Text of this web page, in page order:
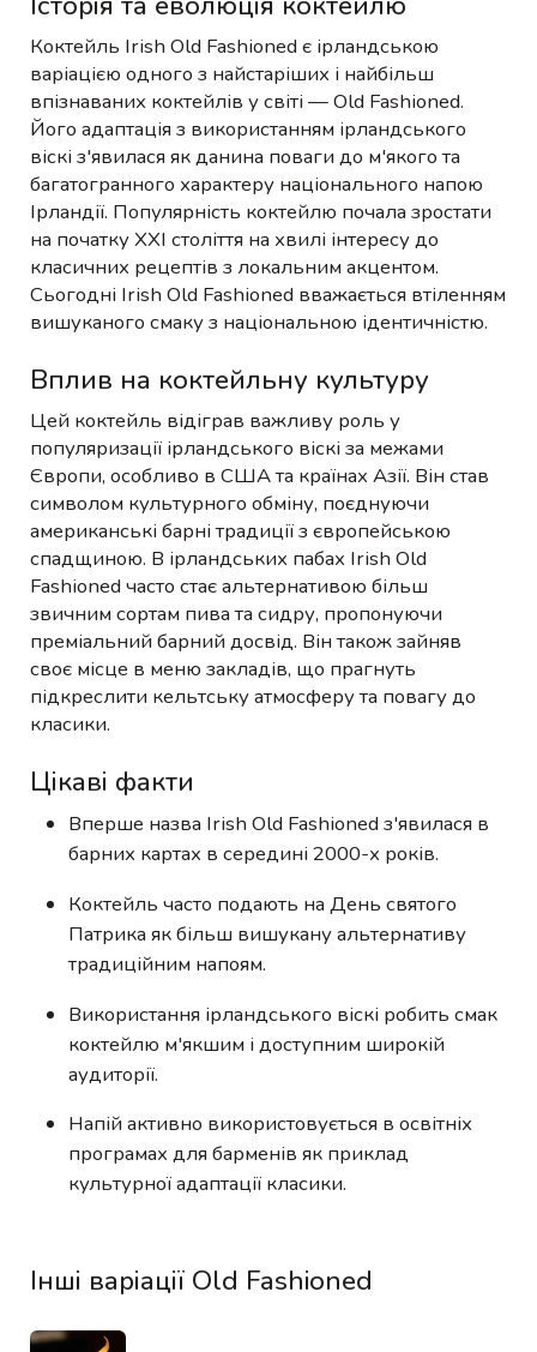
Коктейль Irish Old Fashioned є ірландською
варіацією одного з найстаріших і найбільш
впізнаваних коктейлів у світі — Old Fashioned.
Його адаптація з використанням ірландського
віскі з'явилася як данина поваги до м'якого та
багатогранного характеру національного напою
Ірландії. Популярність коктейлю почала зростати
на початку XXI століття на хвилі інтересу до
класичних рецептів з локальним акцентом.
Сьогодні Irish Old Fashioned вважається втіленням
вишуканого смаку з національною ідентичністю.
Вплив на коктейльну культуру
Цей коктейль відіграв важливу роль у
популяризації ірландського віскі за межами
Європи, особливо в США та країнах Азії. Він став
символом культурного обміну, поєднуючи
американські барні традиції з європейською
спадщиною. В ірландських пабах Irish Old
Fashioned часто стає альтернативою більш
звичним сортам пива та сидру, пропонуючи
преміальний барний досвід. Він також зайняв
своє місце в меню закладів, що прагнуть
підкреслити кельтську атмосферу та повагу до
класики.
Цікаві факти
Вперше назва Irish Old Fashioned з'явилася в
барних картах в середині 2000-х років.
Коктейль часто подають на День святого
Патрика як більш вишукану альтернативу
традиційним напоям.
Використання ірландського віскі робить смак
коктейлю м'якшим і доступним широкій
аудиторії.
Напій активно використовується в освітніх
програмах для барменів як приклад
культурної адаптації класики.
Інші варіації Old Fashioned